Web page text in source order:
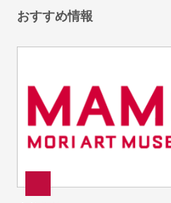
おすすめ情報